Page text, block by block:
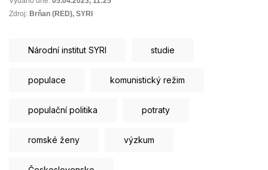
Zdroj: Brňan (RED), SYRI
Národní institut SYRI studie
populace komunistický režim
populační politika potraty
romské ženy výzkum